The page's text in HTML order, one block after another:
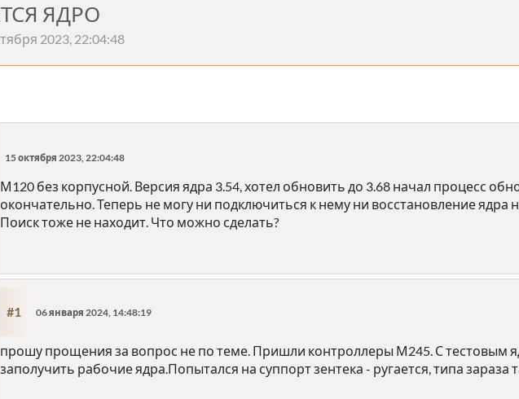
ЯДРО
2023, 22:04:48
15 октября 2023, 22:04:48
М120 без корпусной. Версия ядра 3.54, хотел обновить до 3.68 начал процесс
окончательно. Теперь не могу ни подключиться к нему ни восстановление ядра
Поиск тоже не находит. Что можно сделать?
#1 06 января 2024, 14:48:19
прошу прощения за вопрос не по теме. Пришли контроллеры М245. С тестовым
заполучить рабочие ядра.Попытался на суппорт зентека - ругается, типа зараза